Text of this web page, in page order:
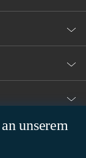
unserem